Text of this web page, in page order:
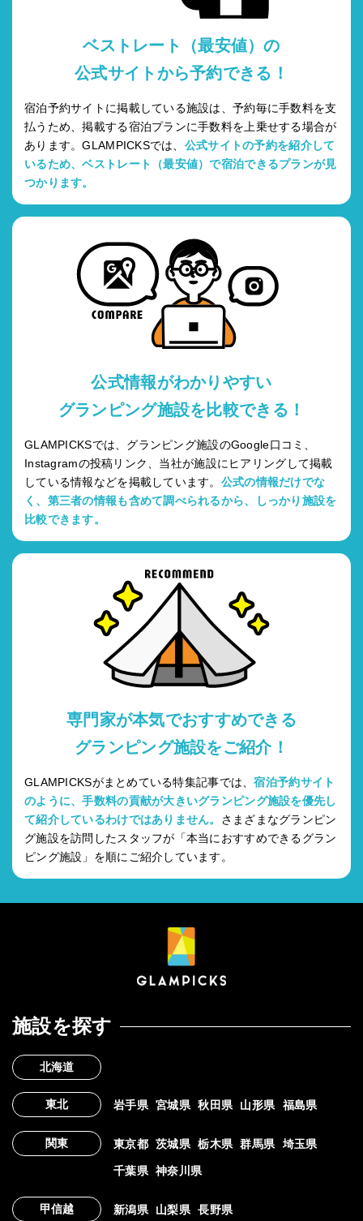
ベストレート（最安値）の
公式サイトから予約できる！
宿泊予約サイトに掲載している施設は、予約毎に手数料を支
払うため、掲載する宿泊プランに手数料を上乗せする場合が
あります。GLAMPICKSでは、 公式サイトの予約を紹介して
いるため、ベストレート（最安値）で宿泊できるプランが見
つかります。
公式情報がわかりやすい
グランピング施設を比較できる！
GLAMPICKSでは、グランピング施設のGoogle口コミ、
Instagramの投稿リンク、当社が施設にヒアリングして掲載
している情報などを掲載しています。 公式の情報だけでな
く、第三者の情報も含めて調べられるから、しっかり施設を
比較できます。
専門家が本気でおすすめできる
グランピング施設をご紹介！
GLAMPICKSがまとめている特集記事では、宿泊予約サイト
のように、手数料の貢献が大きいグランピング施設を優先し
て紹介しているわけではありません。 さまざまなグランピン
グ施設を訪問したスタッフが「本当におすすめできるグラン
ピング施設」を順にご紹介しています。
施設を探す
北海道
東北 岩手県 宮城県 秋田県 山形県 福島県
関東 東京都 茨城県 栃木県 群馬県 埼玉県
千葉県 神奈川県
甲信越 新潟県 山梨県 長野県